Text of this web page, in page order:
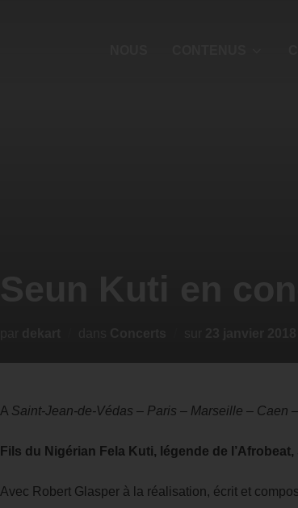
A Saint-Jean-de-Védas – Paris – Marseille – Caen
Fils du Nigérian Fela Kuti, légende de
Avec Robert Glasper à la réalisation, écrit et